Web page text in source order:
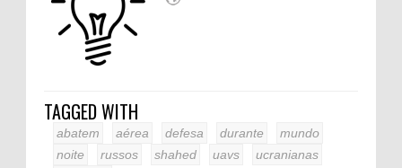
TAGGED WITH
abatem aérea defesa durante
mundo
noite
russos shahed uavs
ucranianas